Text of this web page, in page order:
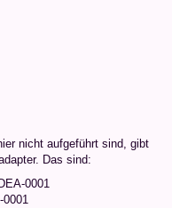
nicht aufgeführt sind, gibt
Das sind:
0001
0001